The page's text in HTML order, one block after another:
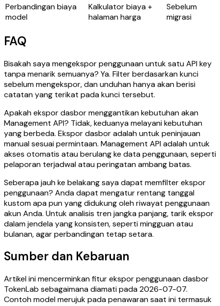
Perbandingan biaya
model
Kalkulator biaya +
halaman harga
Sebelum
migrasi
FAQ
Bisakah saya mengekspor penggunaan untuk satu API key
tanpa menarik semuanya? Ya. Filter berdasarkan kunci
sebelum mengekspor, dan unduhan hanya akan berisi
catatan yang terikat pada kunci tersebut.
Apakah ekspor dasbor menggantikan kebutuhan akan
Management API? Tidak, keduanya melayani kebutuhan
yang berbeda. Ekspor dasbor adalah untuk peninjauan
manual sesuai permintaan. Management API adalah untuk
akses otomatis atau berulang ke data penggunaan, seperti
pelaporan terjadwal atau peringatan ambang batas.
Seberapa jauh ke belakang saya dapat memfilter ekspor
penggunaan? Anda dapat mengatur rentang tanggal
kustom apa pun yang didukung oleh riwayat penggunaan
akun Anda. Untuk analisis tren jangka panjang, tarik ekspor
dalam jendela yang konsisten, seperti mingguan atau
bulanan, agar perbandingan tetap setara.
Sumber dan Kebaruan
Artikel ini mencerminkan fitur ekspor penggunaan dasbor
TokenLab sebagaimana diamati pada 2026-07-07.
Contoh model merujuk pada penawaran saat ini termasuk